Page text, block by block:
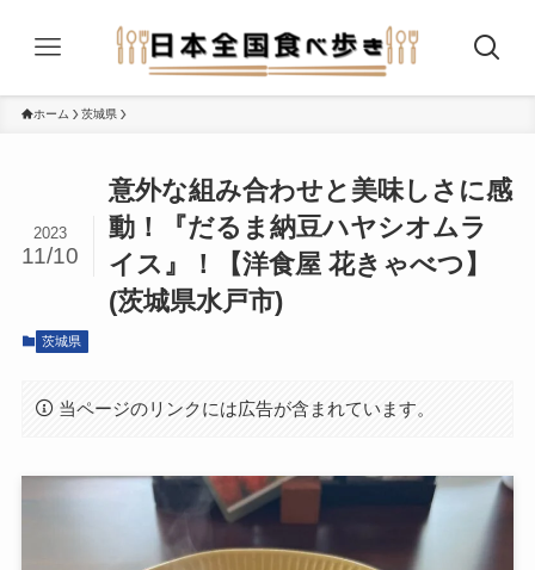
ホーム 茨城県
意外な組み合わせと美味しさに感
動！『だるま納豆ハヤシオムラ
イス』！【洋食屋 花きゃべつ】
(茨城県水戸市)
2023
11/10
茨城県
当ページのリンクには広告が含まれています。